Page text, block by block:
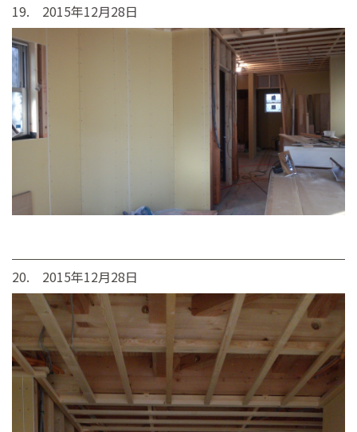
19. 2015年12月28日
20. 2015年12月28日